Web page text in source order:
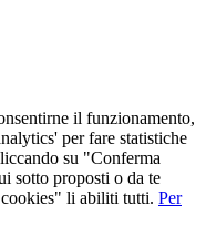
il funzionamento,
per fare statistiche
su "Conferma
sotto proposti o da te
li abiliti tutti. Per